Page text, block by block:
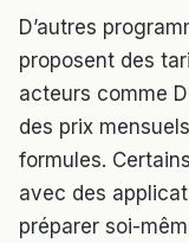
D’autres
proposent des
acteurs comme
des prix
formules.
avec des
préparer soi-